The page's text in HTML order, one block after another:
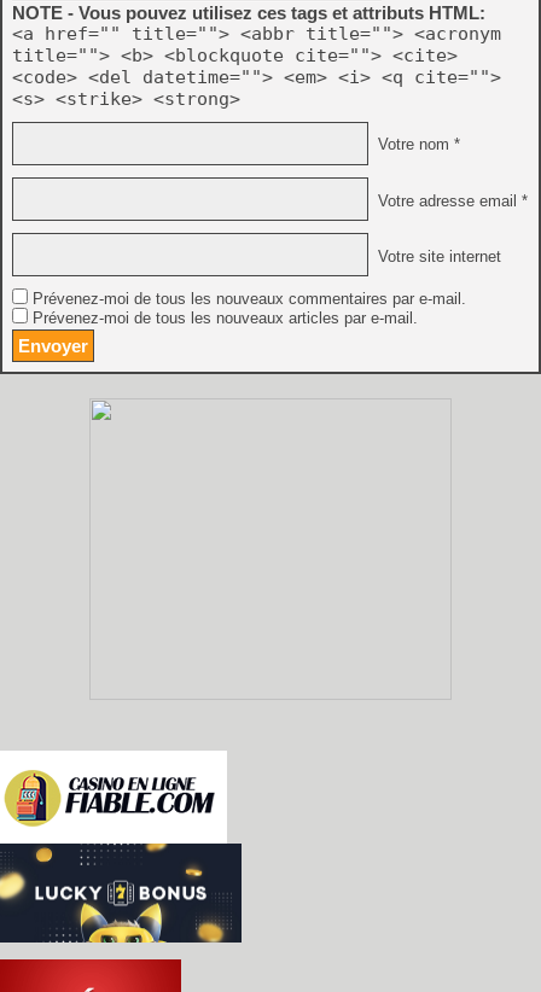
NOTE - Vous pouvez utilisez ces tags et attributs HTML:
<a href="" title=""> <abbr title=""> <acronym
title=""> <b> <blockquote cite=""> <cite>
<code> <del datetime=""> <em> <i> <q cite="">
<s> <strike> <strong>
Votre nom *
Votre adresse email *
Votre site internet
Prévenez-moi de tous les nouveaux commentaires par e-mail.
Prévenez-moi de tous les nouveaux articles par e-mail.